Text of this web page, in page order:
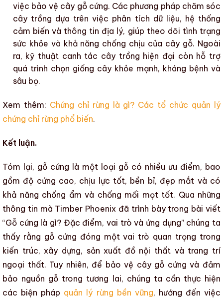
việc bảo vệ cây gỗ cứng. Các phương pháp chăm sóc
cây trồng dựa trên việc phân tích dữ liệu, hệ thống
cảm biến và thông tin địa lý, giúp theo dõi tình trạng
sức khỏe và khả năng chống chịu của cây gỗ. Ngoài
ra, kỹ thuật canh tác cây trồng hiện đại còn hỗ trợ
quá trình chọn giống cây khỏe mạnh, kháng bệnh và
sâu bọ.
Xem thêm: Chứng chỉ rừng là gì? Các tổ chức quản lý
chứng chỉ rừng phổ biến.
Kết luận.
Tóm lại, gỗ cứng là một loại gỗ có nhiều ưu điểm, bao
gồm độ cứng cao, chịu lực tốt, bền bỉ, đẹp mắt và có
khả năng chống ẩm và chống mối mọt tốt. Qua những
thông tin mà Timber Phoenix đã trình bày trong bài viết
“Gỗ cứng là gì? Đặc điểm, vai trò và ứng dụng” chúng ta
thấy rằng gỗ cứng đóng một vai trò quan trọng trong
kiến trúc, xây dựng, sản xuất đồ nội thất và trang trí
ngoại thất. Tuy nhiên, để bảo vệ cây gỗ cứng và đảm
bảo nguồn gỗ trong tương lai, chúng ta cần thực hiện
các biện pháp quản lý rừng bền vững, hướng đến việc